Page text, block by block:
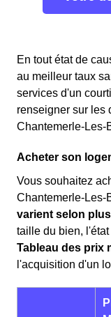
En tout état de
au meilleur taux
services d'un
renseigner sur les
Chantemerle-Les-
Acheter son
Vous souhaitez
Chantemerle-Les-
varient selon
taille du bien,
Tableau des prix
l'acquisition d'un